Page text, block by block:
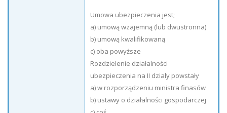
Umowa ubezpieczenia jest;
a) umową wzajemną (lub dwustronna)
b) umową kwalifikowaną
c) oba powyższe
Rozdzielenie działalności
ubezpieczenia na II działy powstały
a) w rozporządzeniu ministra finasów
b) ustawy o działalności gospodarczej